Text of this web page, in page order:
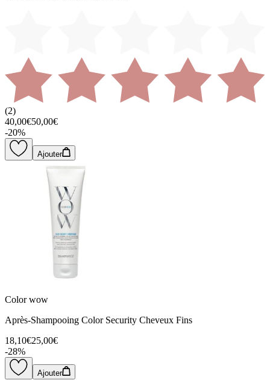
(2)
40,00€50,00€
-20%
Ajouter
Color wow
Après-Shampooing Color Security Cheveux Fins
18,10€25,00€
-28%
Ajouter